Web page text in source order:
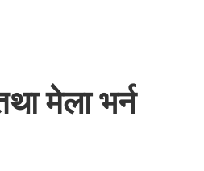
मेला भर्न